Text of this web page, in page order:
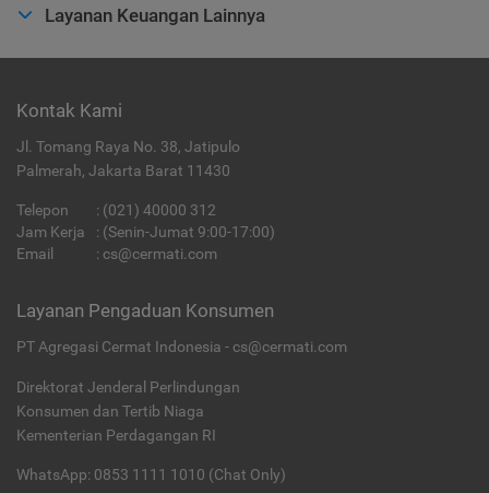
Layanan Keuangan Lainnya
Kontak Kami
Jl. Tomang Raya No. 38, Jatipulo
Palmerah, Jakarta Barat 11430
Telepon : (021) 40000 312
Jam Kerja
: (Senin-Jumat 9:00-17:00)
Email
: cs@cermati.com
Layanan Pengaduan Konsumen
PT Agregasi Cermat Indonesia - cs@cermati.com
Direktorat Jenderal Perlindungan
Konsumen dan Tertib Niaga
Kementerian Perdagangan RI
WhatsApp: 0853 1111 1010 (Chat Only)